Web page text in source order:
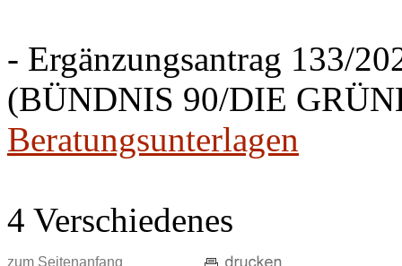
- Ergänzungsantrag 133/
(BÜNDNIS 90/DIE
Beratungsunterlagen
4 Verschiedenes
zum Seitenanfang